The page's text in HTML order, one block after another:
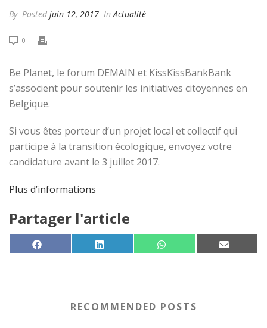
By Posted juin 12, 2017 InActualité
0
Be Planet, le forum DEMAIN et KissKissBankBank
s’associent pour soutenir les initiatives citoyennes en
Belgique.
Si vous êtes porteur d’un projet local et collectif qui
participe à la transition écologique, envoyez votre
candidature avant le 3 juillet 2017.
Plus d’informations
Partager l'article
RECOMMENDED POSTS